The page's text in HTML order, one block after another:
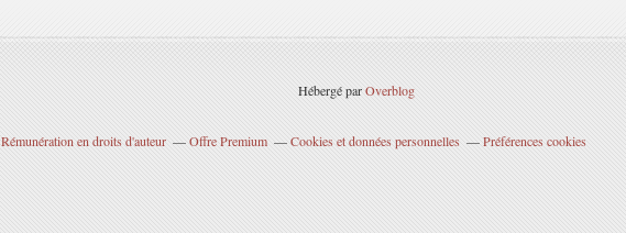
Hébergé parOverblog
Rémunération en droits d'auteur Offre Premium Cookies et données personnelles Préférences cookies